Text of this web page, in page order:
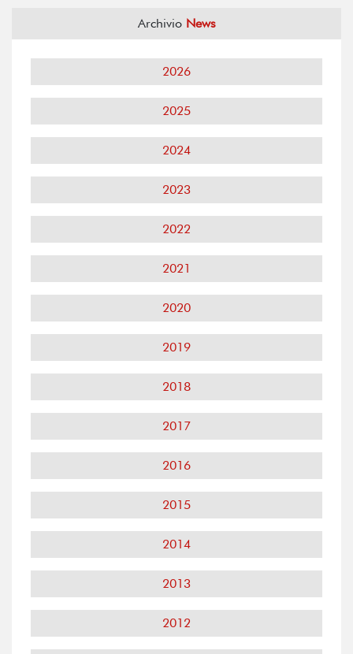
Archivio News
2026
2025
2024
2023
2022
2021
2020
2019
2018
2017
2016
2015
2014
2013
2012